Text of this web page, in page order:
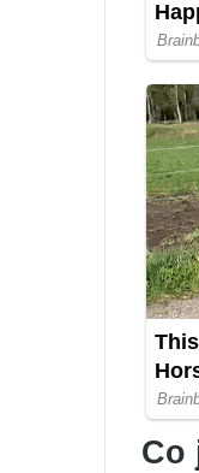
Co